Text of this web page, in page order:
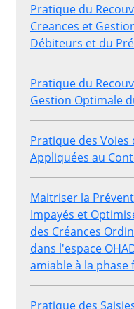
Pratique du
Creances et
Débiteurs et du
Pratique du
Gestion Optimale
Pratique des Voies
Appliquées au
Maitriser la
Impayés et
des Créances
dans l'espace
amiable à la phase
Pratique des